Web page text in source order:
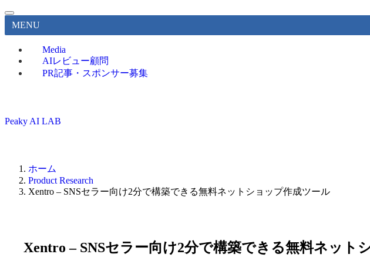
MENU
Media
AIレビュー顧問
PR記事・スポンサー募集
Peaky AI LAB
ホーム
Product Research
Xentro – SNSセラー向け2分で構築できる無料ネットショップ作成ツール
Xentro – SNSセラー向け2分で構築できる無料ネット